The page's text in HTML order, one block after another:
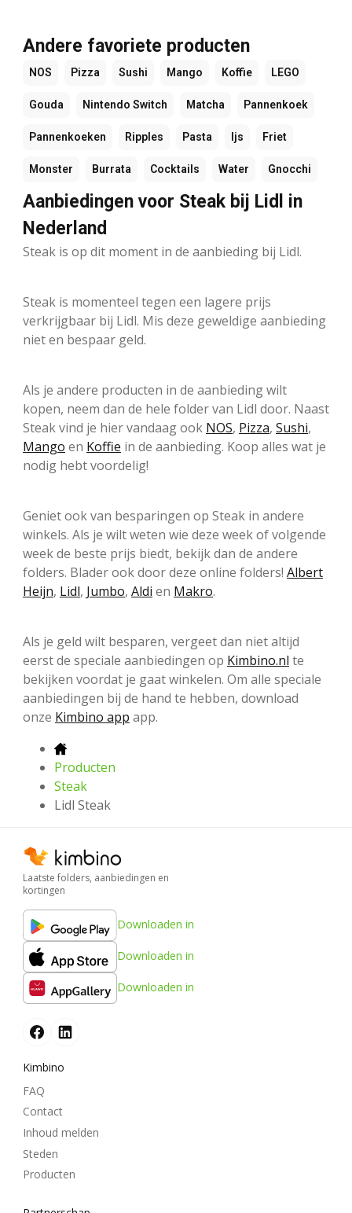
Andere favoriete producten
NOS Pizza Sushi Mango Koffie LEGO
Gouda Nintendo Switch Matcha Pannenkoek
Pannenkoeken Ripples Pasta Ijs Friet
Monster Burrata Cocktails Water Gnocchi
Aanbiedingen voor Steak bij Lidl in
Nederland
Steak is op dit moment in de aanbieding bij Lidl.
Steak is momenteel tegen een lagere prijs
verkrijgbaar bij Lidl. Mis deze geweldige aanbieding
niet en bespaar geld.
Als je andere producten in de aanbieding wilt
kopen, neem dan de hele folder van Lidl door. Naast
Steak vind je hier vandaag ook NOS, Pizza, Sushi,
Mango en Koffie in de aanbieding. Koop alles wat je
nodig hebt voordelig!
Geniet ook van besparingen op Steak in andere
winkels. Als je wilt weten wie deze week of volgende
week de beste prijs biedt, bekijk dan de andere
folders. Blader ook door deze online folders! Albert
Heijn, Lidl, Jumbo, Aldi en Makro.
Als je geld wilt besparen, vergeet dan niet altijd
eerst de speciale aanbiedingen op Kimbino.nl te
bekijken voordat je gaat winkelen. Om alle speciale
aanbiedingen bij de hand te hebben, download
onze Kimbino app app.
Producten
Steak
Lidl Steak
Laatste folders, aanbiedingen en
kortingen
Downloaden in
Downloaden in
Downloaden in
Kimbino
FAQ
Contact
Inhoud melden
Steden
Producten